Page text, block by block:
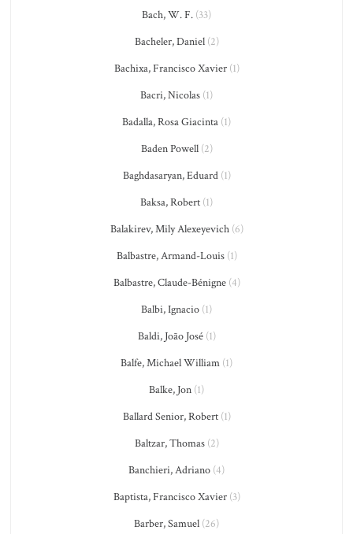
Bach, W. F. (33)
Bacheler, Daniel(2)
Bachixa, Francisco Xavier(1)
Bacri, Nicolas (1)
Badalla, Rosa Giacinta (1)
Baden Powell(2)
Baghdasaryan, Eduard(1)
Baksa, Robert (1)
Balakirev, Mily Alexeyevich(6)
Balbastre, Armand-Louis(1)
Balbastre, Claude-Bénigne(4)
Balbi, Ignacio (1)
Baldi, João José(1)
Balfe, Michael William (1)
Balke, Jon (1)
Ballard Senior, Robert(1)
Baltzar, Thomas(2)
Banchieri, Adriano (4)
Baptista, Francisco Xavier(3)
Barber, Samuel (26)